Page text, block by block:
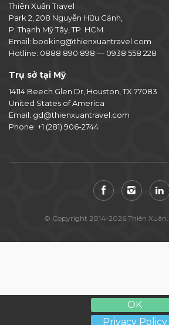
OK
Privacy Policy
Thiên Xuân Travel
Park 2, 208 Nguyễn Hữu Cảnh,
P. Thạnh Mỹ Tây, TP. HCM
Email: booking@thienxuantravel.com
Hotline: 0888 890 898 — 0938 558 228
Trụ sở tại Mỹ
14114 Beech Glen Dr, Houston, TX 77083
United States of America
Email: gd@thienxuantravel.com
Phone: +1 (281) 906-2744
© Copyright 2014-2026 Thiên